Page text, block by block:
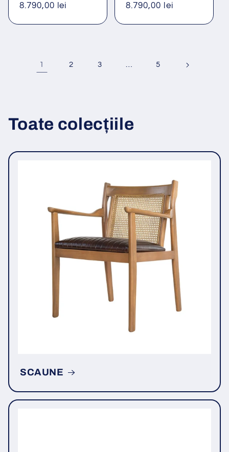
obișnuit
8.790,00 lei
obișnuit
8.790,00 lei
1 2 3 … 5
Toate colecțiile
SCAUNE